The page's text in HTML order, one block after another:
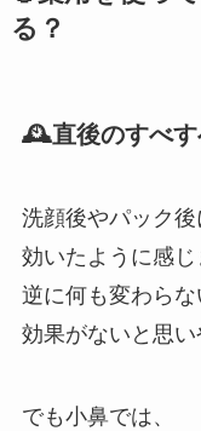
る？
🕰直後のすべす
洗顔後やパック後
効いたように感じ
逆に何も変わらな
効果がないと思い
でも小鼻では、